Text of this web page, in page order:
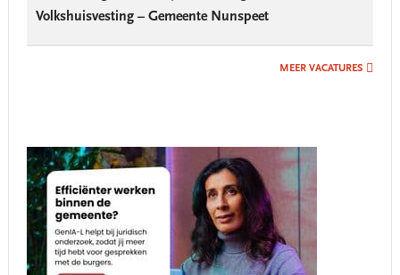
Volkshuisvesting – Gemeente Nunspeet
MEER VACATURES